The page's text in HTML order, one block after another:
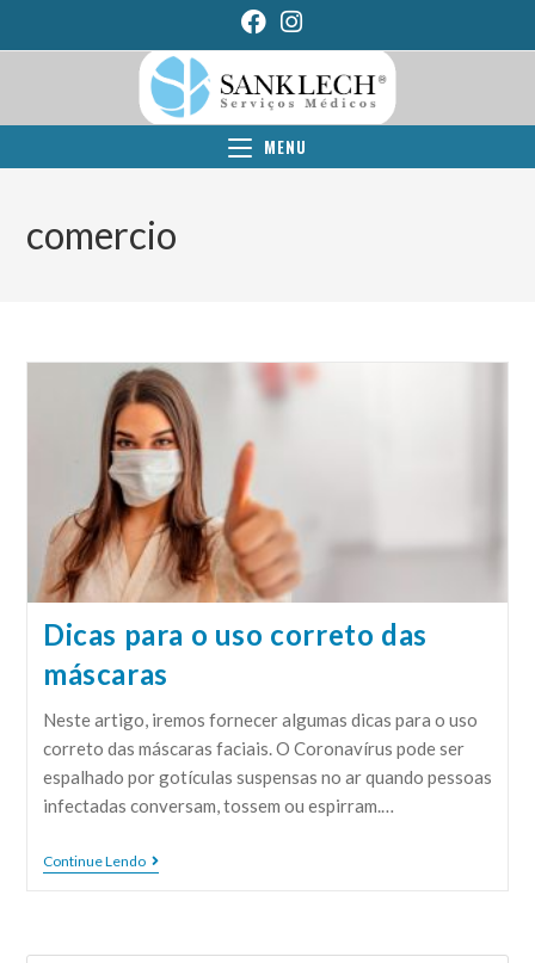
MENU
comercio
Dicas para o uso correto das
máscaras
Neste artigo, iremos fornecer algumas dicas para o uso
correto das máscaras faciais. O Coronavírus pode ser
espalhado por gotículas suspensas no ar quando pessoas
infectadas conversam, tossem ou espirram.…
Continue Lendo